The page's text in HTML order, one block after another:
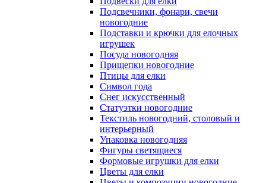
Подсвечники, фонари, свечи
новогодние
Подставки и крючки для елочных
игрушек
Посуда новогодняя
Прищепки новогодние
Птицы для елки
Символ года
Снег искусственный
Статуэтки новогодние
Текстиль новогодний, столовый и
интерьерный
Упаковка новогодняя
Фигуры светящиеся
Формовые игрушки для елки
Цветы для елки